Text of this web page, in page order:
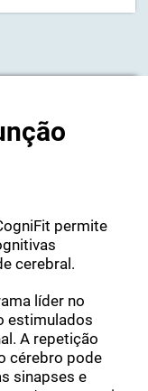
permite
líder no
estimulados
A repetição
cérebro pode